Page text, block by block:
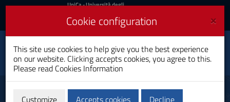
Skip
Content
UniCa
Login
UniCa- Università degli
Login UniCA News
Toggle
navigation
Mathematics
Bachelor's Degree
Graduated
×
Cookie configuration
This site use cookies to help give you the best experience
on our website. Clicking accepts cookies, you agree to this.
Please read Cookies Information
Customize Accepts cookies Decline